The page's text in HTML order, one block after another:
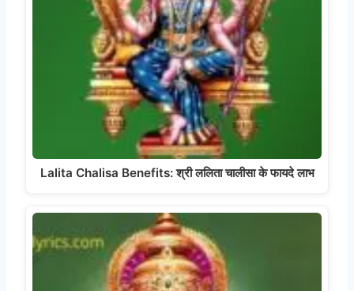
Lalita Chalisa Benefits: श्री ललिता चालीसा के फायदे लाभ